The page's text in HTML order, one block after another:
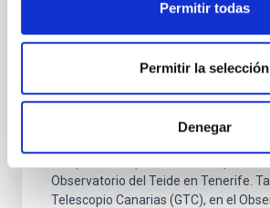
Permitir todas
Permitir la selección
Denegar
participan investigadores del
de Canarias (IAC), ha hallado un
alrededor de una enana roja ultrafría
55 años luz. El descubrimiento ha
Observatorio del Teide en Tenerife.
Telescopio Canarias (GTC), en el